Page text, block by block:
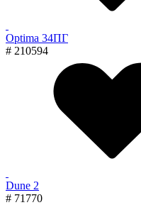
Optima 34ПГ
# 210594
Dune 2
# 71770